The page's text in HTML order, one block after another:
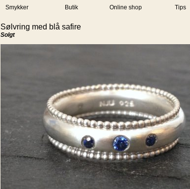
Smykker Butik Online shop Tips
Sølvring med blå safire
Solgt